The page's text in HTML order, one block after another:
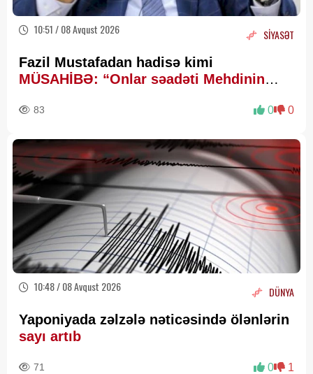
10:51 / 08 Avqust 2026 SİYASƏT
Fazil Mustafadan hadisə kimi
MÜSAHİBƏ: “Onlar səadəti Mehdinin
83 0 0
10:48 / 08 Avqust 2026 DÜNYA
Yaponiyada zəlzələ nəticəsində ölənlərin
sayı artıb
71 0 1